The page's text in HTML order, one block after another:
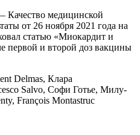
Качество медицинской
от 26 ноября 2021 года на
статью «Миокардит и
первой и второй доз вакцины
Delmas, Клара
Salvo, Софи Готье, Милу-
, François Montastruc